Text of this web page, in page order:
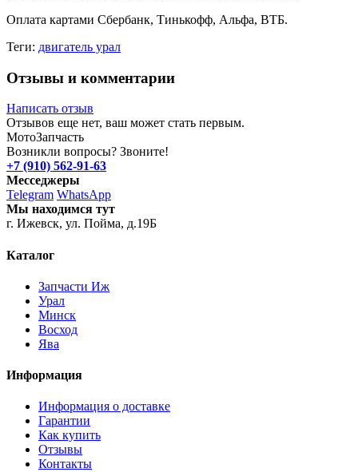
Оплата картами Сбербанк, Тинькофф, Альфа, ВТБ.
Теги: двигатель урал
Отзывы и комментарии
Написать отзыв
Отзывов еще нет, ваш может стать первым.
МотоЗапчасть
Возникли вопросы? Звоните!
+7 (910) 562-91-63
Месседжеры
Telegram WhatsApp
Мы находимся тут
г. Ижевск, ул. Пойма, д.19Б
Каталог
Запчасти Иж
Урал
Минск
Восход
Ява
Информация
Информация о доставке
Гарантии
Как купить
Отзывы
Контакты